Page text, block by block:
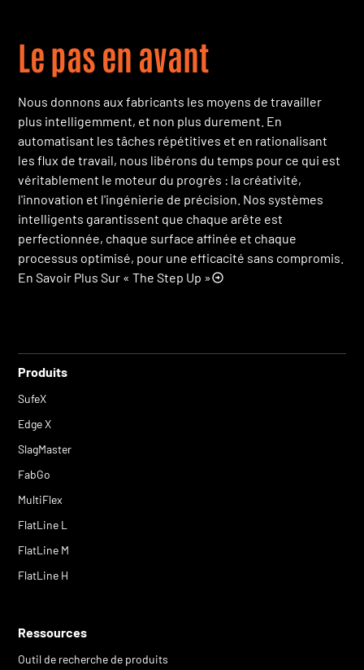
Le pas en avant
Nous donnons aux fabricants les moyens de travailler
plus intelligemment, et non plus durement. En
automatisant les tâches répétitives et en rationalisant
les flux de travail, nous libérons du temps pour ce qui est
véritablement le moteur du progrès : la créativité,
l'innovation et l'ingénierie de précision. Nos systèmes
intelligents garantissent que chaque arête est
perfectionnée, chaque surface affinée et chaque
processus optimisé, pour une efficacité sans compromis.
En Savoir Plus Sur « The Step Up »
Produits
SufeX
Edge X
SlagMaster
FabGo
MultiFlex
FlatLine L
FlatLine M
FlatLine H
Ressources
Outil de recherche de produits